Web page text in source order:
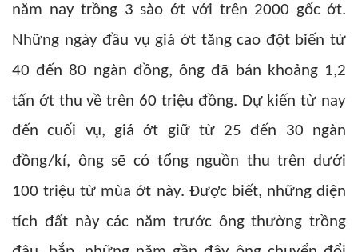
năm nay trồng 3 sào ớt với trên 2000 gốc ớt.
Những ngày đầu vụ giá ớt tăng cao đột biến từ
40 đến 80 ngàn đồng, ông đã bán khoảng 1,2
tấn ớt thu về trên 60 triệu đồng. Dự kiến từ nay
đến cuối vụ, giá ớt giữ từ 25 đến 30 ngàn
đồng/kí, ông sẽ có tổng nguồn thu trên dưới
100 triệu từ mùa ớt này. Được biết, những diện
tích đất này các năm trước ông thường trồng